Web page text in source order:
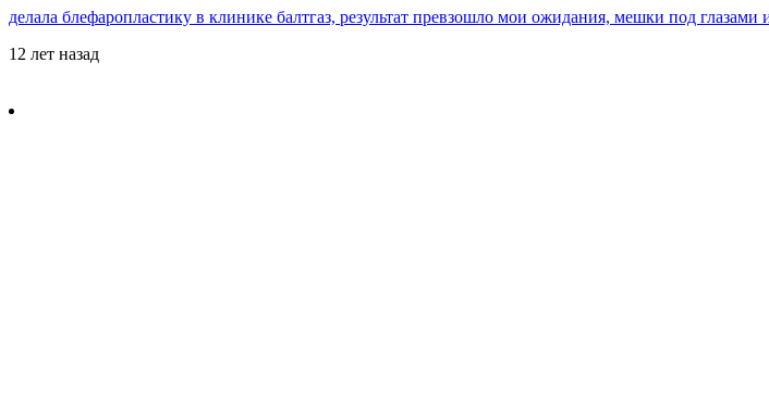
делала блефаропластику в клинике балтгаз, результат превзошло мои ожидания, мешки под
12 лет назад